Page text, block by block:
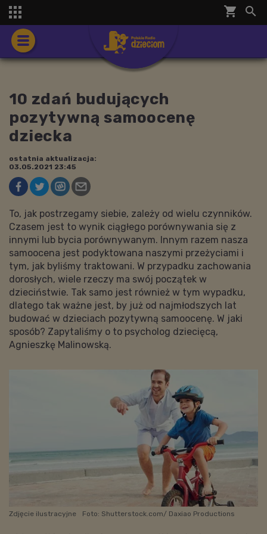
shopping_cart 

10 zdań budujących
pozytywną samoocenę
dziecka
ostatnia aktualizacja:
03.05.2021 23:45
To, jak postrzegamy siebie, zależy od wielu czynników.
Czasem jest to wynik ciągłego porównywania się z
innymi lub bycia porównywanym. Innym razem nasza
samoocena jest podyktowana naszymi przeżyciami i
tym, jak byliśmy traktowani. W przypadku zachowania
dorosłych, wiele rzeczy ma swój początek w
dzieciństwie. Tak samo jest również w tym wypadku,
dlatego tak ważne jest, by już od najmłodszych lat
budować w dzieciach pozytywną samoocenę. W jaki
sposób? Zapytaliśmy o to psycholog dziecięcą,
Agnieszkę Malinowską.
Zdjęcie ilustracyjne Foto: Shutterstock.com/ Daxiao Productions